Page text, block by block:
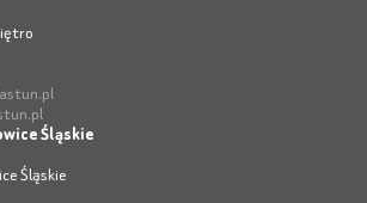
Śląskie
Śląskie